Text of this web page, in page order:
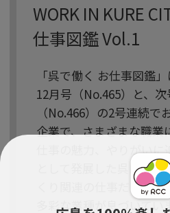
WORK IN KURE
仕事図鑑 Vol.1
「呉で働く お仕事図鑑
12月号（No.465）と、
（No.466）の2号連続で
企業で、さまざまな職業
仕事の魅力、やりがいに
として発展した呉には、
くり関連の仕事だけでな
多彩な業種が息づいてい